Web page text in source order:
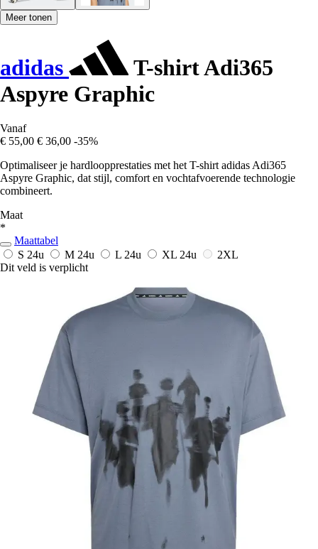
Meer tonen
adidas
T-shirt Adi365
Aspyre Graphic
Vanaf
€ 55,00 € 36,00 -35%
Optimaliseer je hardloopprestaties met het T-shirt adidas Adi365
Aspyre Graphic, dat stijl, comfort en vochtafvoerende technologie
combineert.
Maat
*
Maattabel
S 24u M 24u L 24u XL 24u
2XL
Dit veld is verplicht